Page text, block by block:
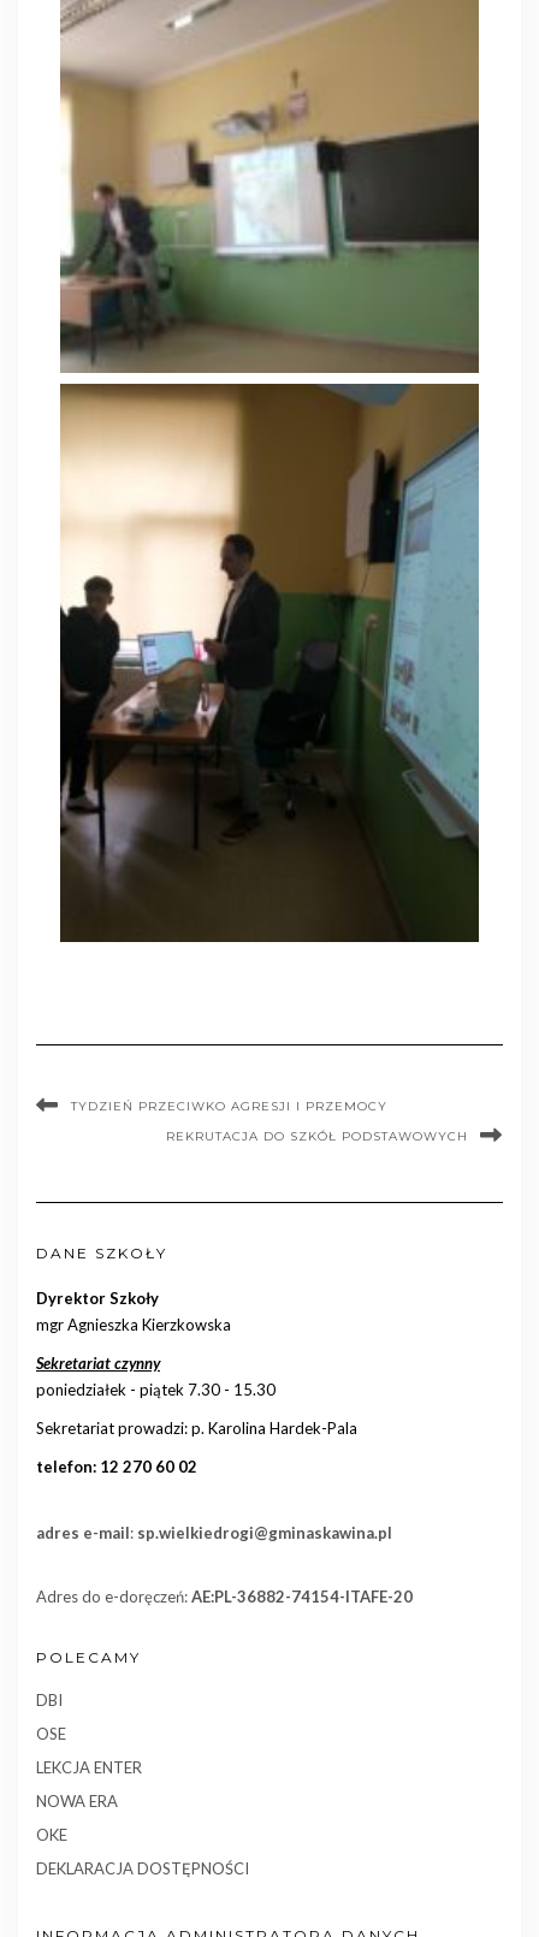
TYDZIEŃ PRZECIWKO AGRESJI I PRZEMOCY
REKRUTACJA DO SZKÓŁ PODSTAWOWYCH
DANE SZKOŁY
Dyrektor Szkoły
mgr Agnieszka Kierzkowska
Sekretariat czynny
poniedziałek - piątek 7.30 - 15.30
Sekretariat prowadzi: p. Karolina Hardek-Pala
telefon: 12 270 60 02
adres e-mail: sp.wielkiedrogi@gminaskawina.pl
Adres do e-doręczeń:AE:PL-36882-74154-ITAFE-20
POLECAMY
DBI
OSE
LEKCJA ENTER
NOWA ERA
OKE
DEKLARACJA DOSTĘPNOŚCI